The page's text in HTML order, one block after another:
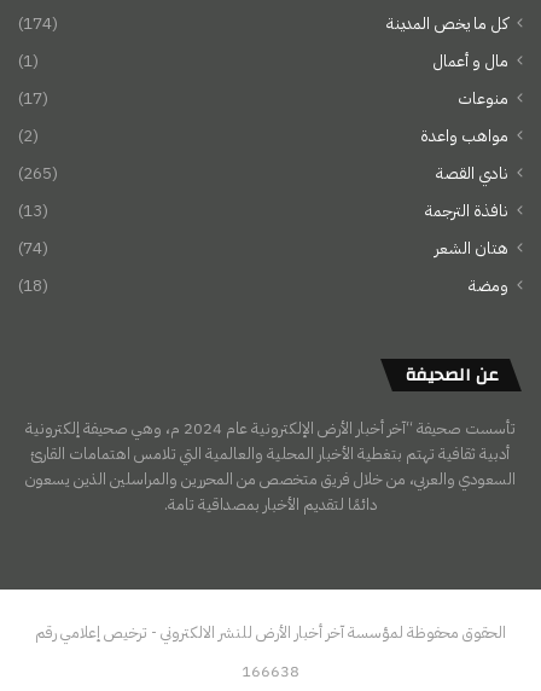
كل ما يخص المدينة
(174)
مال و أعمال
(1)
منوعات
(17)
مواهب واعدة
(2)
نادي القصة
(265)
نافذة الترجمة
(13)
هتان الشعر
(74)
ومضة
(18)
عن الصحيفة
تأسست صحيفة “آخر أخبار الأرض الإلكترونية عام 2024 م، وهي صحيفة إلكترونية
أدبية ثقافية تهتم بتغطية الأخبار المحلية والعالمية التي تلامس اهتمامات القارئ
السعودي والعربي، من خلال فريق متخصص من المحررين والمراسلين الذين يسعون
دائمًا لتقديم الأخبار بمصداقية تامة.
الحقوق محفوظة لمؤسسة آخر أخبار الأرض للنشر الالكتروني - ترخيص إعلامي رقم
166638